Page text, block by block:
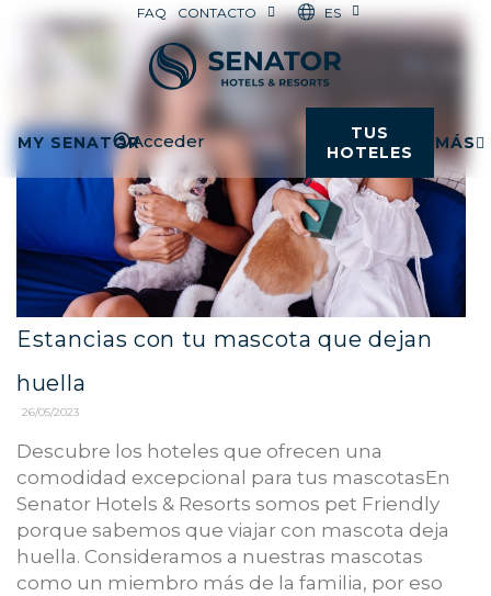
FAQ CONTACTO ES
MY SENATORAcceder
TUS
HOTELES
MÁS
Estancias con tu mascota que dejan
huella
26/05/2023
Descubre los hoteles que ofrecen una
comodidad excepcional para tus mascotasEn
Senator Hotels & Resorts somos pet Friendly
porque sabemos que viajar con mascota deja
huella. Consideramos a nuestras mascotas
como un miembro más de la familia, por eso